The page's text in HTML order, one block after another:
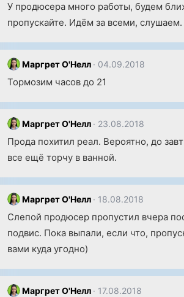
У продюсера много работы, будем
пропускайте. Идём за всеми, слушаем.
Маргрет О'Нелл 04.09.2018
Тормозим часов до 21
Маргрет О'Нелл 23.08.2018
Прода похитил реал. Вероятно, до
все ещё торчу в ванной.
Маргрет О'Нелл 18.08.2018
Слепой продюсер пропустил вчера
подвис. Пока выпали, если что,
вами куда угодно)
Маргрет О'Нелл 17.08.2018